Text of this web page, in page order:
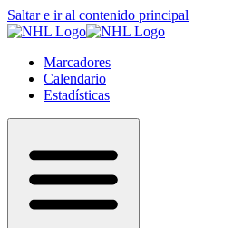
Saltar e ir al contenido principal
Marcadores
Calendario
Estadísticas